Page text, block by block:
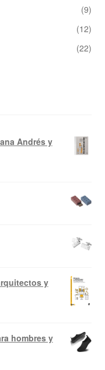
(9)
(12)
(22)
Andrés y
y
hombres y